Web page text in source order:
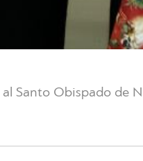
Santo Obispado de